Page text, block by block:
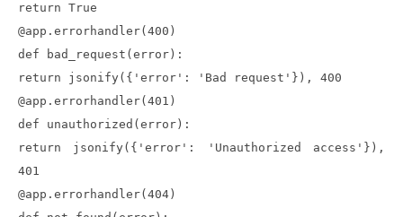
return True
@app.errorhandler(400)
def bad_request(error):
return jsonify({'error': 'Bad request'}), 400
@app.errorhandler(401)
def unauthorized(error):
return jsonify({'error': 'Unauthorized access'}),
401
@app.errorhandler(404)